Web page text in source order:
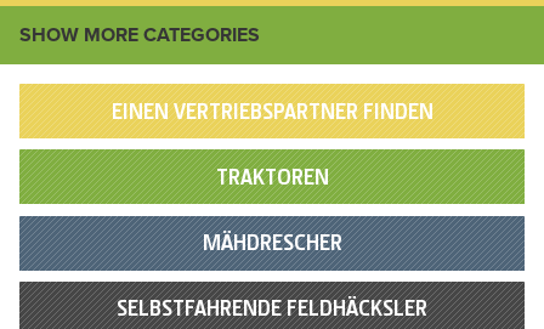
SHOW MORE CATEGORIES
EINEN VERTRIEBSPARTNER FINDEN
TRAKTOREN
MÄHDRESCHER
SELBSTFAHRENDE FELDHÄCKSLER